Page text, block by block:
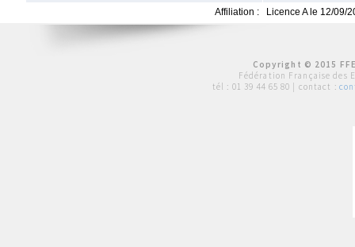
Affiliation :
Licence A le 12/09/
Copyright © 2015
Fédération Française des
tél : 01 39 44 65 80 | contact :